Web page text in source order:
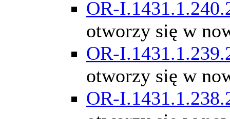
OR-
otworzy się w
OR-
otworzy się w
OR-